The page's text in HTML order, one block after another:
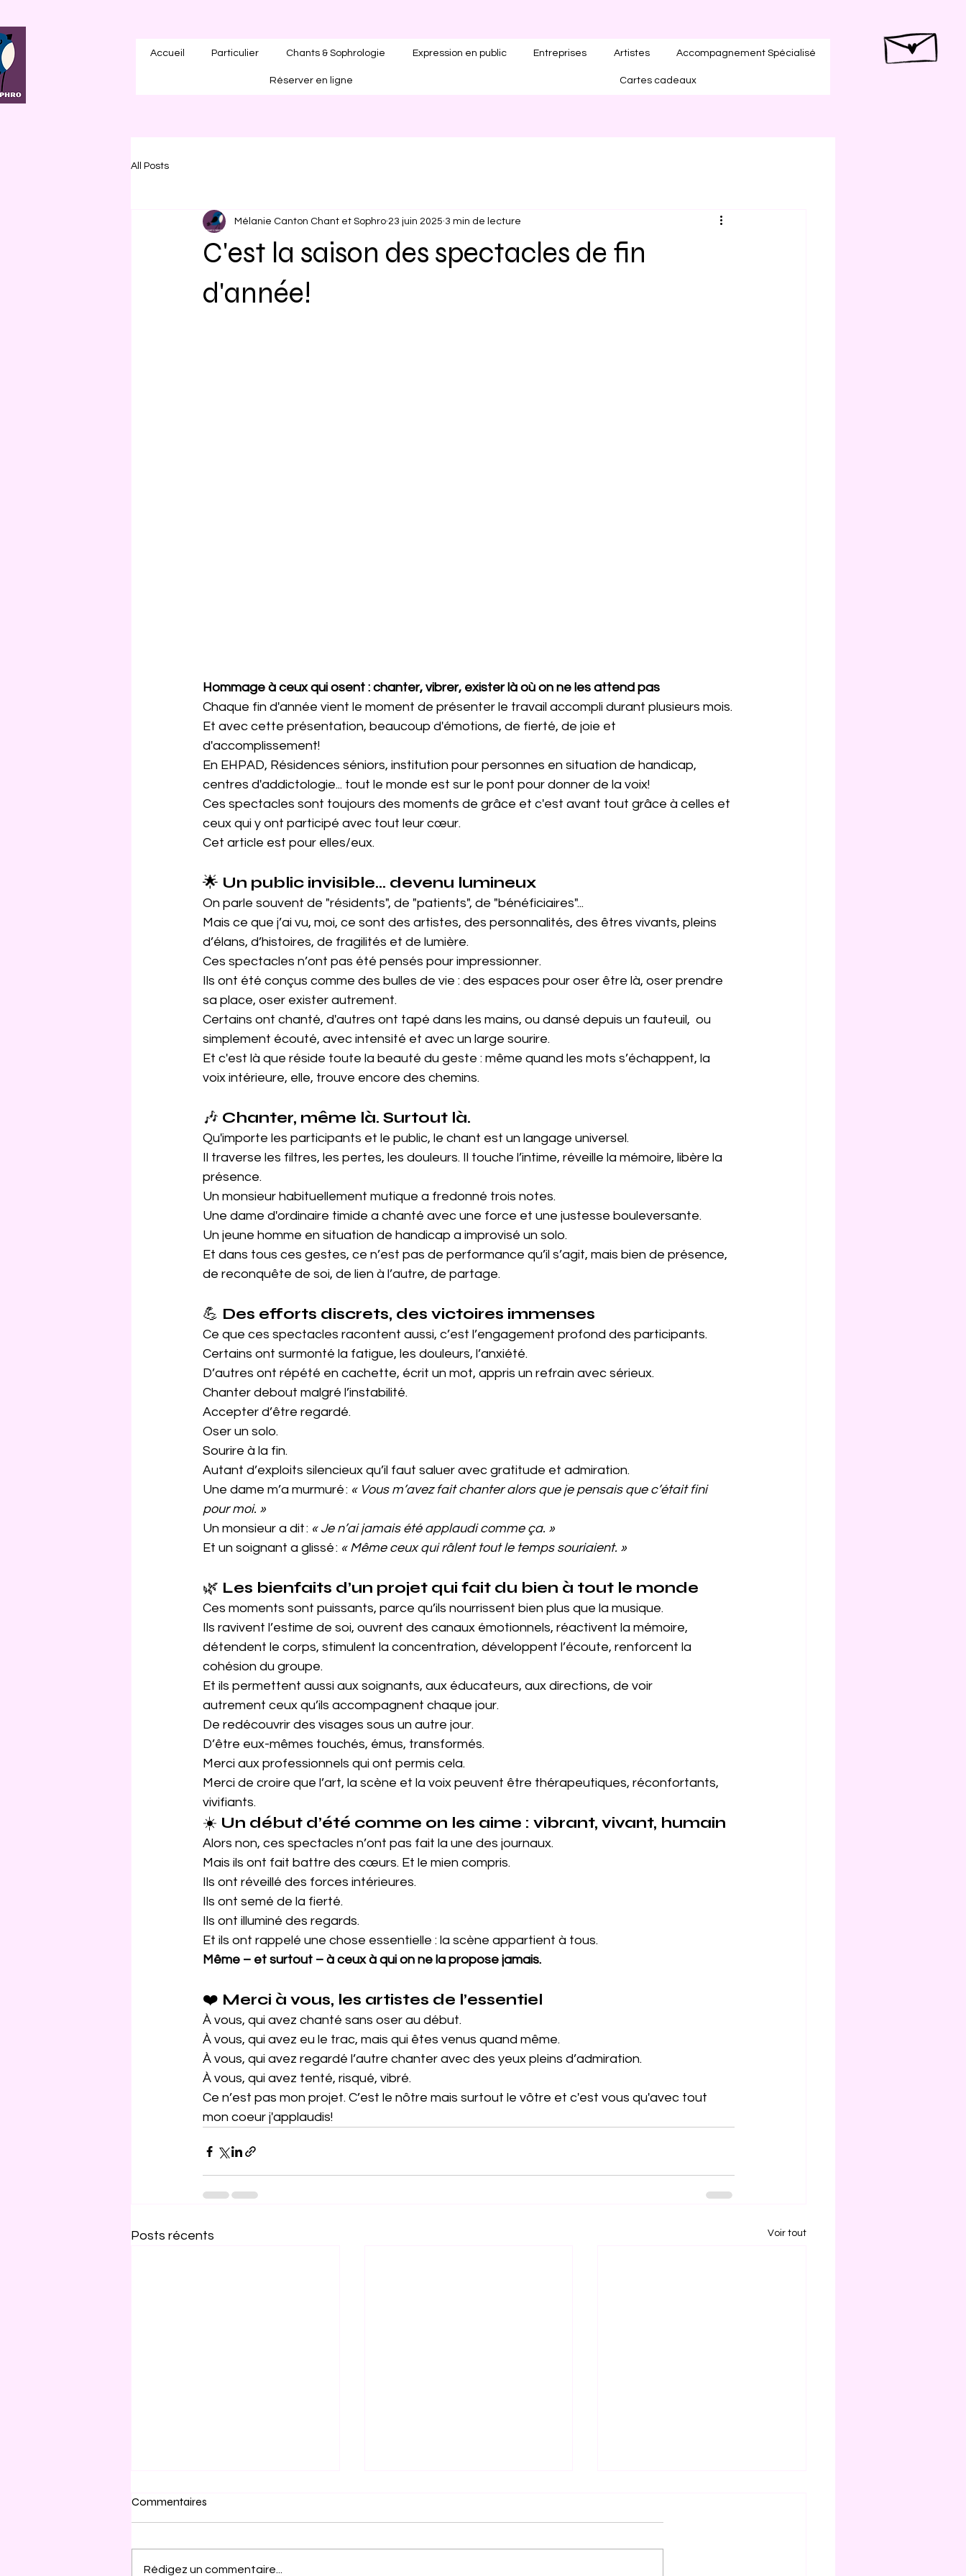
Accueil Particulier Chants & Sophrologie Expression en public Entreprises Artistes Accompagnement Spécialisé
Réserver en ligne Cartes cadeaux
All Posts
C'est la saison des spectacles de fin
d'année!
Mélanie Canton Chant et Sophro 23 juin 2025 3 min de lecture
Hommage à ceux qui osent : chanter, vibrer, exister là où on ne les attend pas
Chaque fin d'année vient le moment de présenter le travail accompli durant plusieurs mois.
Et avec cette présentation, beaucoup d'émotions, de fierté, de joie et
d'accomplissement!
En EHPAD, Résidences séniors, institution pour personnes en situation de handicap,
centres d'addictologie... tout le monde est sur le pont pour donner de la voix!
Ces spectacles sont toujours des moments de grâce et c'est avant tout grâce à celles et
ceux qui y ont participé avec tout leur cœur.
Cet article est pour elles/eux.
🌟 Un public invisible… devenu lumineux
On parle souvent de "résidents", de "patients", de "bénéficiaires"...
Mais ce que j’ai vu, moi, ce sont des artistes, des personnalités, des êtres vivants, pleins
d’élans, d’histoires, de fragilités et de lumière.
Ces spectacles n’ont pas été pensés pour impressionner.
Ils ont été conçus comme des bulles de vie : des espaces pour oser être là, oser prendre
sa place, oser exister autrement.
Certains ont chanté, d'autres ont tapé dans les mains, ou dansé depuis un fauteuil,  ou
simplement écouté, avec intensité et avec un large sourire.
Et c'est là que réside toute la beauté du geste : même quand les mots s’échappent, la
voix intérieure, elle, trouve encore des chemins.
🎶 Chanter, même là. Surtout là.
Qu'importe les participants et le public, le chant est un langage universel.
traverse les filtres, les pertes, les douleurs. Il touche l’intime, réveille la mémoire, libère la
présence.
Un monsieur habituellement mutique a fredonné trois notes.
Une dame d'ordinaire timide a chanté avec une force et une justesse bouleversante.
Un jeune homme en situation de handicap a improvisé un solo.
Et dans tous ces gestes, ce n’est pas de performance qu’il s’agit, mais bien de présence,
de reconquête de soi, de lien à l’autre, de partage.
💪 Des efforts discrets, des victoires immenses
Ce que ces spectacles racontent aussi, c’est l’engagement profond des participants.
Certains ont surmonté la fatigue, les douleurs, l’anxiété.
D’autres ont répété en cachette, écrit un mot, appris un refrain avec sérieux.
Chanter debout malgré l’instabilité.
Accepter d’être regardé.
Oser un solo.
Sourire à la fin.
Autant d’exploits silencieux qu’il faut saluer avec gratitude et admiration.
Une dame m’a murmuré : « Vous m’avez fait chanter alors que je pensais que c’était fini
pour moi. »
Un monsieur a dit : « Je n’ai jamais été applaudi comme ça. »
Et un soignant a glissé : « Même ceux qui râlent tout le temps souriaient. »
🌿 Les bienfaits d’un projet qui fait du bien à tout le monde
Ces moments sont puissants, parce qu’ils nourrissent bien plus que la musique.
Ils ravivent l’estime de soi, ouvrent des canaux émotionnels, réactivent la mémoire,
détendent le corps, stimulent la concentration, développent l’écoute, renforcent la
cohésion du groupe.
Et ils permettent aussi aux soignants, aux éducateurs, aux directions, de voir
autrement ceux qu’ils accompagnent chaque jour.
De redécouvrir des visages sous un autre jour.
D’être eux-mêmes touchés, émus, transformés.
Merci aux professionnels qui ont permis cela.
Merci de croire que l’art, la scène et la voix peuvent être thérapeutiques, réconfortants,
vivifiants.
☀️ Un début d’été comme on les aime : vibrant, vivant, humain
Alors non, ces spectacles n’ont pas fait la une des journaux.
Mais ils ont fait battre des cœurs. Et le mien compris.
Ils ont réveillé des forces intérieures.
Ils ont semé de la fierté.
Ils ont illuminé des regards.
Et ils ont rappelé une chose essentielle : la scène appartient à tous.
Même – et surtout – à ceux à qui on ne la propose jamais.
❤️ Merci à vous, les artistes de l’essentiel
À vous, qui avez chanté sans oser au début.
À vous, qui avez eu le trac, mais qui êtes venus quand même.
À vous, qui avez regardé l’autre chanter avec des yeux pleins d’admiration.
À vous, qui avez tenté, risqué, vibré.
Ce n’est pas mon projet. C’est le nôtre mais surtout le vôtre et c'est vous qu'avec tout
mon coeur j'applaudis!
Posts récents Voir tout
Commentaires
Rédigez un commentaire...